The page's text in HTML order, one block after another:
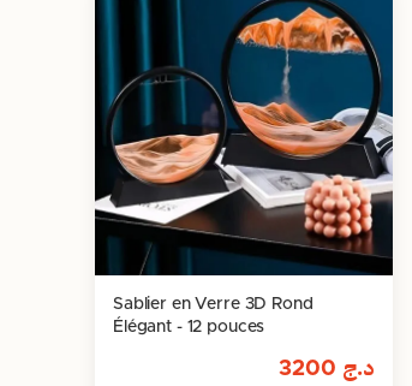
Sablier en Verre 3D Rond
Élégant - 12 pouces
د.ج